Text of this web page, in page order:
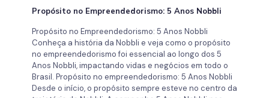
Propósito no Empreendedorismo: 5 Anos Nobbli
Propósito no Empreendedorismo: 5 Anos Nobbli
Conheça a história da Nobbli e veja como o propósito
no empreendedorismo foi essencial ao longo dos 5
Anos Nobbli, impactando vidas e negócios em todo o
Brasil. Propósito no empreendedorismo: 5 Anos Nobbli
Desde o início, o propósito sempre esteve no centro da